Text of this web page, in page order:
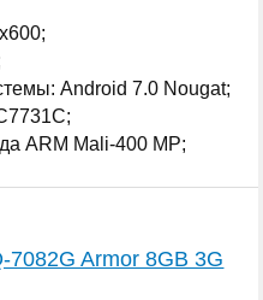
Android 7.0 Nougat;
ARM Mali-400 MP;
Armor 8GB 3G